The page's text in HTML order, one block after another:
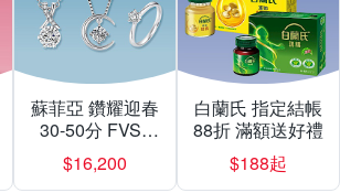
蘇菲亞 鑽耀迎春
30-50分 FVS1
$16200起
$16,200
白蘭氏 指定結帳
88折 滿額送好禮
$188起